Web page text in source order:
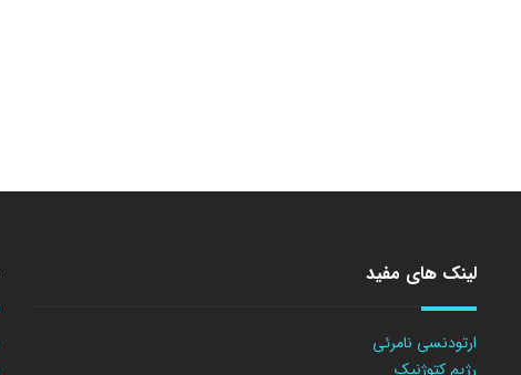
لینک های مفید
ارتودنسی نامرئی
رژیم کتوژنیک